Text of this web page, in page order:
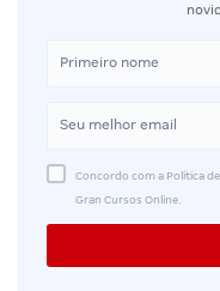
Concordo com a Política
Gran Cursos Online.